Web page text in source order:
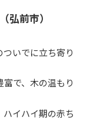
弘前市）
いでに立ち寄り
で、木の温もり
イハイ期の赤ち